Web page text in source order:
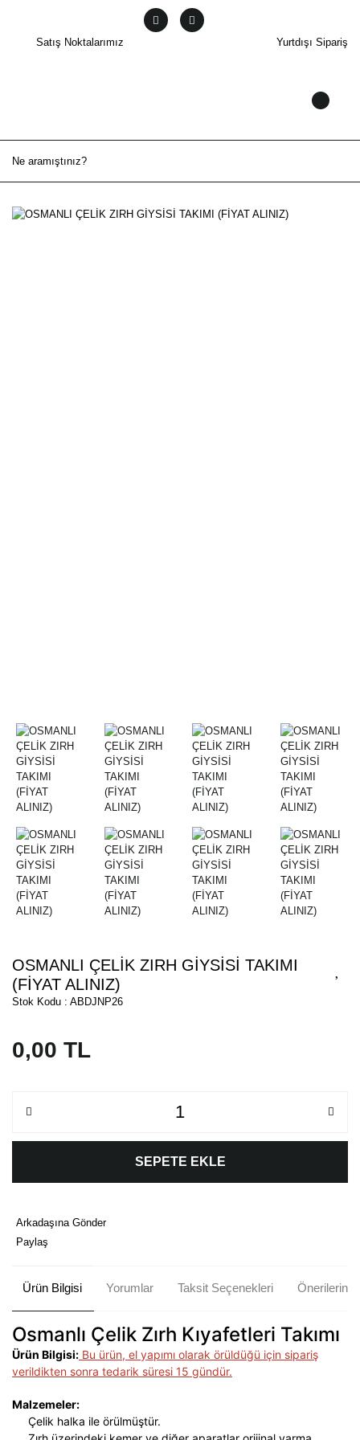
Satış Noktalarımız Yurtdışı Sipariş
OSMANLI ÇELİK ZIRH GİYSİSİ TAKIMI
(FİYAT ALINIZ)
Stok Kodu : ABDJNP26
0,00 TL
SEPETE EKLE
Arkadaşına Gönder
Paylaş
Ürün Bilgisi Yorumlar Taksit Seçenekleri Önerileriniz
Osmanlı Çelik Zırh Kıyafetleri Takımı
Ürün Bilgisi: Bu ürün, el yapımı olarak örüldüğü için sipariş
verildikten sonra tedarik süresi 15 gündür.
Malzemeler:
Çelik halka ile örülmüştür.